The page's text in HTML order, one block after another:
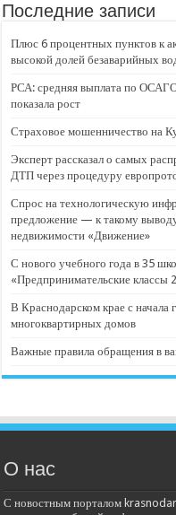
Последние записи
Плюс 6 процентных пунктов к
высокой долей безаварийных
РСА: средняя выплата по
показала рост
Страховое мошенничество на
Эксперт рассказал о самых
ДТП через процедуру
Спрос на технологическую
предложение — к такому
недвижимости «Движение»
С нового учебного года в 35
«Предпринимательские классы
В Краснодарском крае с начала
многоквартирных домов
Важные правила обращения в
О нас
С новостным порталом